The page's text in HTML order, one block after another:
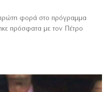
φορά στο πρόγραμμα
πρόσφατα με τον Πέτρο